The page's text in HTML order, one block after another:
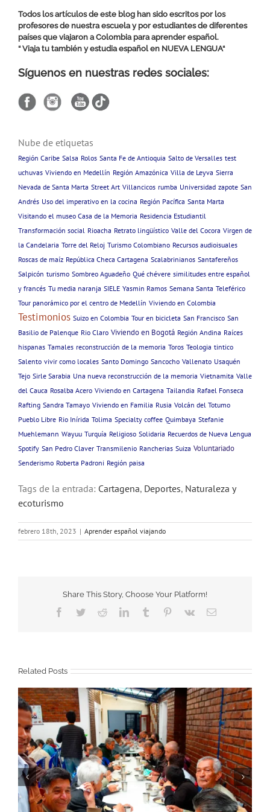
Todos los artículos de este blog han sido escritos por los
profesores de nuestra escuela y por estudiantes de diferentes
países que viajaron a Colombia para aprender español.
“ Viaja tu también y estudia español en NUEVA LENGUA“
Síguenos en nuestras redes sociales:
Nube de etiquetas
Región Caribe Salsa Rolos Santa Fe de Antioquia Salto de Versalles test
uchuvas Viviendo en Medellín Región Amazónica Villa de Leyva Sierra
Nevada de Santa Marta Street Art Villancicos rumba Universidad zapote San
Andrés Uso del imperativo en la cocina Región Pacífica Santa Marta
Visitando el museo Casa de la Memoria Residencia Estudiantil
Transformación social Rioacha Retrato lingüístico Valle del Cocora Virgen de
la Candelaria Torre del Reloj Turismo Colombiano Recursos audioisuales
Roscas de maíz República Checa Cartagena Scalabrinianos Santafereños
Salpicón turismo Sombreo Aguadeño Qué chévere similitudes entre español
y francés Tu media naranja SIELE Yasmin Ramos Semana Santa Teleférico
Tour panorámico por el centro de Medellín Viviendo en Colombia
Testimonios Suizo en Colombia Tour en bicicleta San Francisco San
Basilio de Palenque Rio Claro Viviendo en Bogotá Región Andina Raíces
hispanas Tamales reconstrucción de la memoria Toros Teologia tintico
Salento vivir como locales Santo Domingo Sancocho Vallenato Usaquén
Tejo Sirle Sarabia Una nueva reconstrucción de la memoria Vietnamita Valle
del Cauca Rosalba Acero Viviendo en Cartagena Tailandia Rafael Fonseca
Rafting Sandra Tamayo Viviendo en Familia Rusia Volcán del Totumo
Pueblo Libre Rio Inírida Tolima Specialty coffee Quimbaya Stefanie
Muehlemann Wayuu Turquía Religioso Solidaria Recuerdos de Nueva Lengua
Spotify San Pedro Claver Transmilenio Rancherias Suiza Voluntariado
Senderismo Roberta Padroni Región paisa
Tags de la entrada: Cartagena, Deportes, Naturaleza y
ecoturismo
febrero 18th, 2023 | Aprender español viajando
Share This Story, Choose Your Platform!
Facebook
TwitterRedditLinkedInTumblr Pinterest
Vk Email
Related Posts
Novena de Navidad